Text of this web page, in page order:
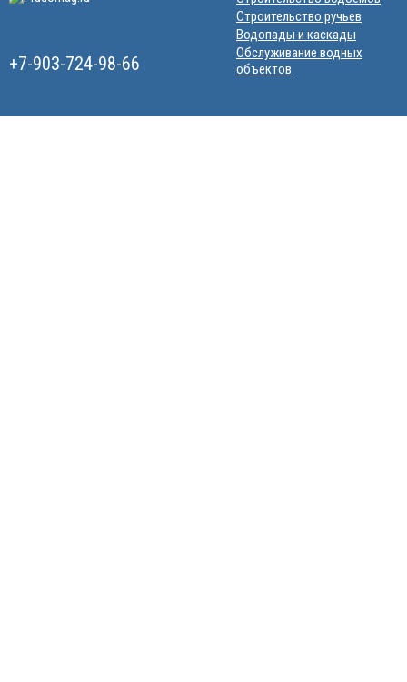
+7-903-724-98-66
Строительство ручьев
Водопады и каскады
Обслуживание водных
объектов